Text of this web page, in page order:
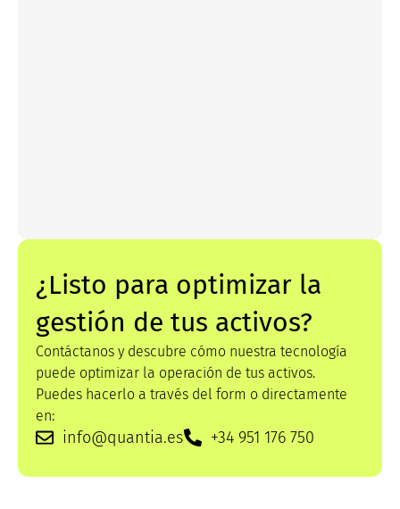
¿Listo para optimizar la
gestión de tus activos?
Contáctanos y descubre cómo nuestra tecnología
puede optimizar la operación de tus activos.
Puedes hacerlo a través del form o directamente
en:
info@quantia.es +34 951 176 750